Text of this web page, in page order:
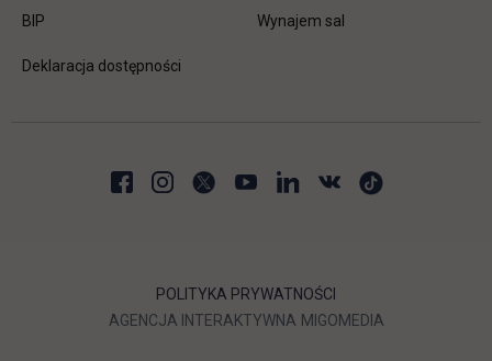
BIP
Deklaracja dostępności
Wynajem sal
POLITYKA PRYWATNOŚCI
AGENCJA INTERAKTYWNA LINK OTWIERA SIĘ W
MIGOMEDIA